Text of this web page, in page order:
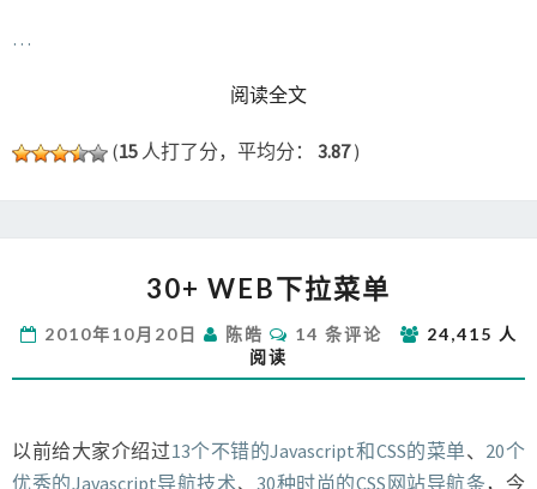
…
阅读全文READ MORE
(15 人打了分，平均分： 3.87)
WEB
拉
菜
30+ WEB下拉菜单
2010年10月20日 陈皓
评
论
14 条评论
24,415 人
阅读
以前给大家介绍过13个不错的Javascript和CSS的菜单、 20个
优秀的Javascript导航技术、30种时尚的CSS网站导航条，今